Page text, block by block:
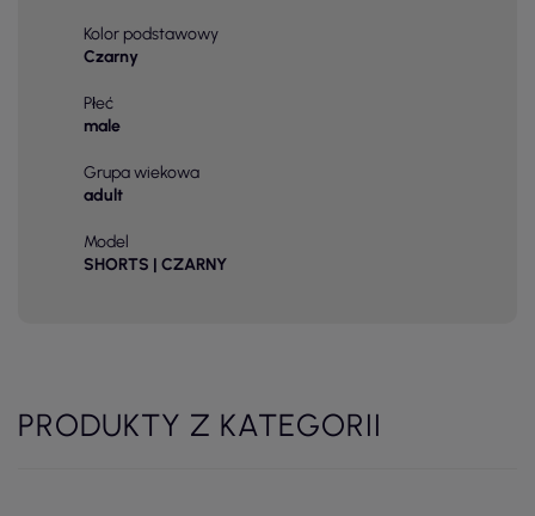
Kolor podstawowy
Czarny
Płeć
male
Grupa wiekowa
adult
Model
SHORTS | CZARNY
PRODUKTY Z KATEGORII